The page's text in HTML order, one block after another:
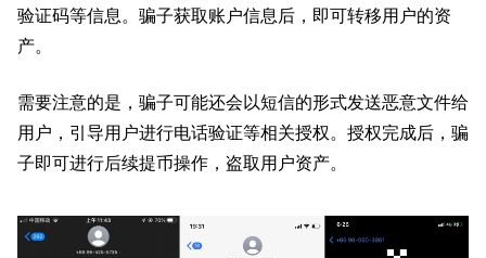
验证码等信息。骗子获取账户信息后，即可转移用户的资
产。
需要注意的是，骗子可能还会以短信的形式发送恶意文件给
用户，引导用户进行电话验证等相关授权。授权完成后，骗
子即可进行后续提币操作，盗取用户资产。